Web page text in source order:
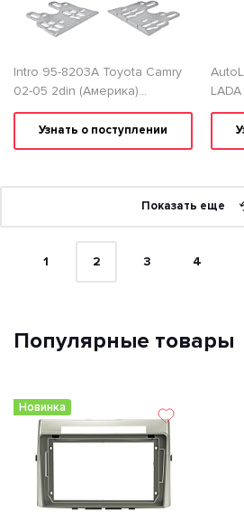
Intro 95-8203A Toyota Camry
02-05 2din (Америка)
Переходная рамка
Узнать о поступлении
Показать еще
1 2 3 4
Популярные товары
Новинка